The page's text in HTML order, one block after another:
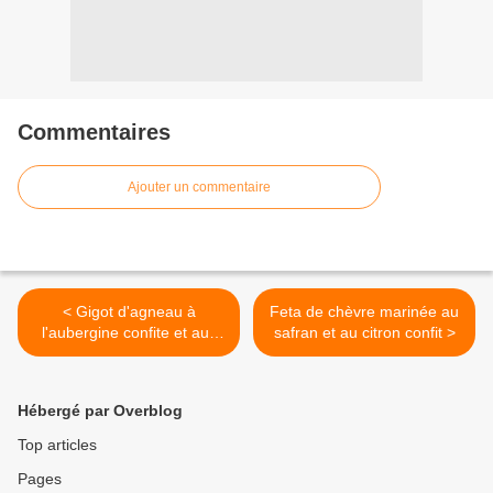
Commentaires
Ajouter un commentaire
< Gigot d'agneau à
l'aubergine confite et aux
amandes
Feta de chèvre marinée au
safran et au citron confit >
Hébergé par Overblog
Top articles
Pages